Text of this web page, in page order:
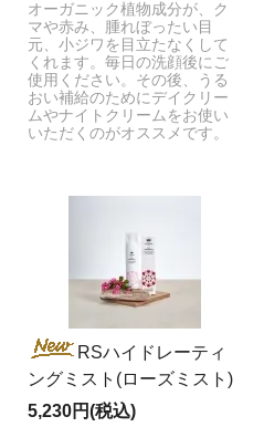
オーガニック植物成分が、ク
マや赤み、腫れぼったい目
元、小ジワを目立たなくして
くれます。毎日の洗顔後にご
使用ください。その後、うる
おい補給のためにデイクリー
ムやナイトクリームをお使い
いただくのがオススメです。
RSハイドレーティ
ングミスト(ローズミスト)
5,230円(税込)